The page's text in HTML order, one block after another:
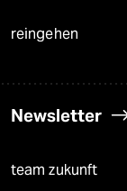
reingehen
Newsletter
team zukunft